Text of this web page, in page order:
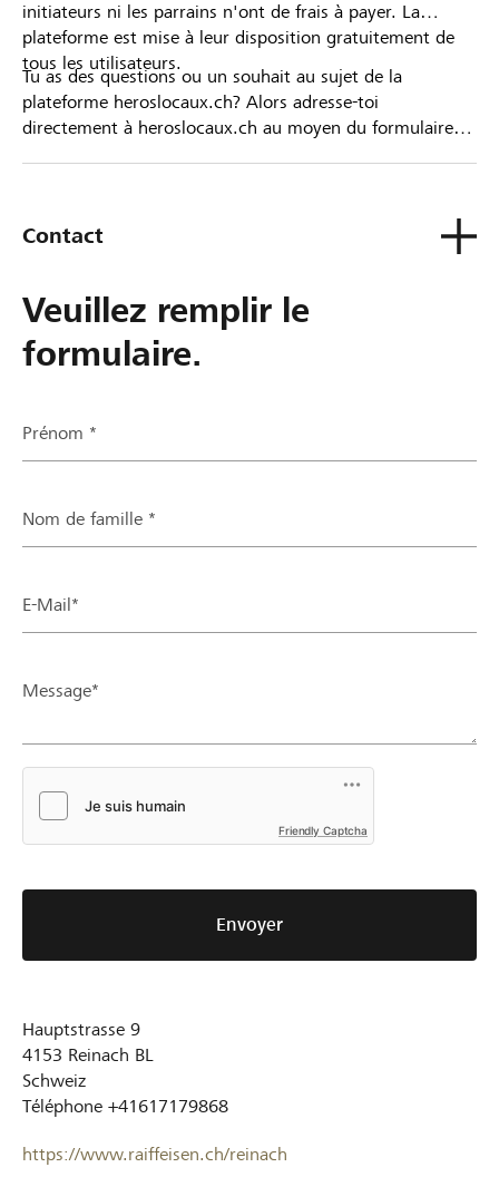
initiateurs ni les parrains n'ont de frais à payer. La
plateforme est mise à leur disposition gratuitement de
tous les utilisateurs.
Tu as des questions ou un souhait au sujet de la
plateforme heroslocaux.ch? Alors adresse-toi
directement à heroslocaux.ch au moyen du formulaire
Contact
Veuillez remplir le
formulaire.
Prénom *
Nom de famille *
E-Mail*
Message*
Friendly Captcha
Envoyer
Hauptstrasse 9
4153 Reinach BL
Schweiz
Téléphone +41617179868
https://www.raiffeisen.ch/reinach